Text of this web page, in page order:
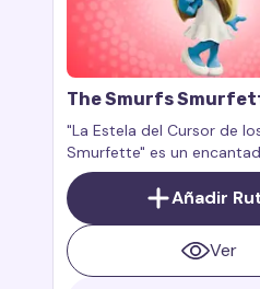
The Smurfs
Trail
"La Estela del Cursor de
Smurfette" es un
complemento para el
que se activa al moverlo.
Añadir
Ver